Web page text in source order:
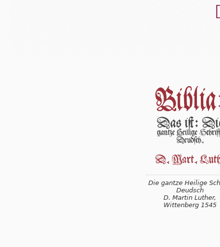
Die gantze Heilige
Deudsch
D. Martin Luther,
Wittenberg 1545